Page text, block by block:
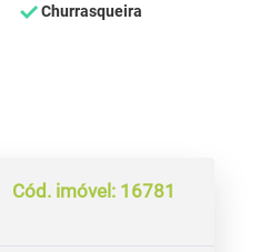
Churrasqueira
Cód. imóvel: 16781